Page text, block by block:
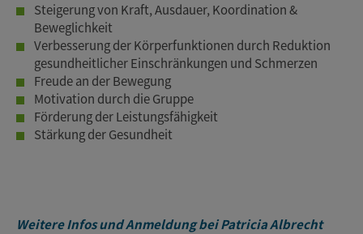
Steigerung von Kraft, Ausdauer, Koordination &
Beweglichkeit
Verbesserung der Körperfunktionen durch Reduktion
gesundheitlicher Einschränkungen und Schmerzen
Freude an der Bewegung
Motivation durch die Gruppe
Förderung der Leistungsfähigkeit
Stärkung der Gesundheit
Weitere Infos und Anmeldung bei Patricia Albrecht